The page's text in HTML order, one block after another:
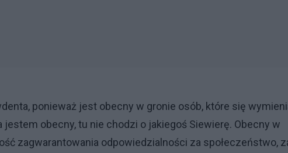
ponieważ jest obecny w gronie osób, które się
obecny, tu nie chodzi o jakiegoś Siewierę. Obecny w
zagwarantowania odpowiedzialności za społeczeństwo,